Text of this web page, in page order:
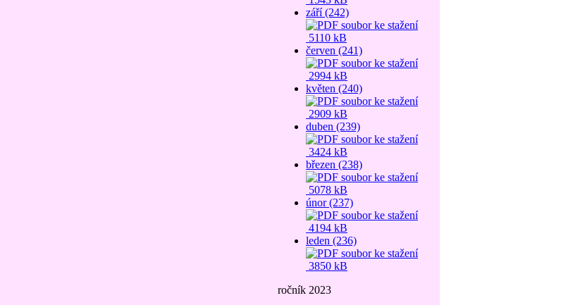
září (242)
5110 kB
červen (241)
2994 kB
květen (240)
2909 kB
duben (239)
3424 kB
březen (238)
5078 kB
únor (237)
4194 kB
leden (236)
3850 kB
ročník 2023